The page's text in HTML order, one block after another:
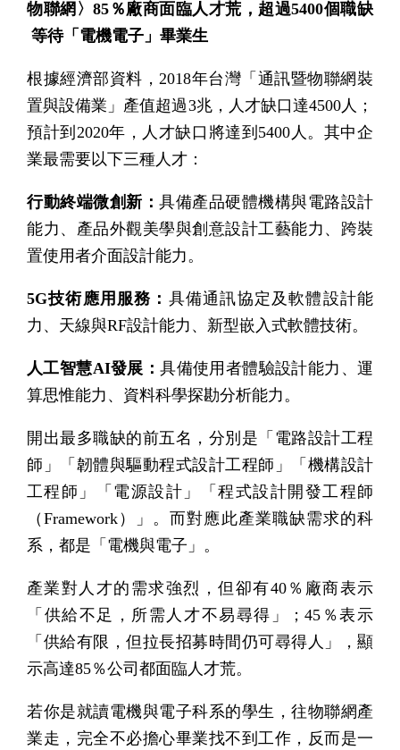
物聯網〉85％廠商面臨人才荒，超過5400個職缺
等待「電機電子」畢業生
根據經濟部資料，2018年台灣「通訊暨物聯網裝
置與設備業」產值超過3兆，人才缺口達4500人；
預計到2020年，人才缺口將達到5400人。其中企
業最需要以下三種人才：
行動終端微創新： 具備產品硬體機構與電路設計
能力、產品外觀美學與創意設計工藝能力、跨裝
置使用者介面設計能力。
5G技術應用服務： 具備通訊協定及軟體設計能
力、天線與RF設計能力、新型嵌入式軟體技術。
人工智慧AI發展：具備使用者體驗設計能力、運
算思惟能力、資料科學探勘分析能力。
開出最多職缺的前五名，分別是「電路設計工程
師」「韌體與驅動程式設計工程師」「機構設計
工程師」「電源設計」「程式設計開發工程師
（Framework）」。而對應此產業職缺需求的科
系，都是「電機與電子」。
產業對人才的需求強烈，但卻有40％廠商表示
「供給不足，所需人才不易尋得」；45％表示
「供給有限，但拉長招募時間仍可尋得人」，顯
示高達85％公司都面臨人才荒。
若你是就讀電機與電子科系的學生，往物聯網產
業走，完全不必擔心畢業找不到工作，反而是一